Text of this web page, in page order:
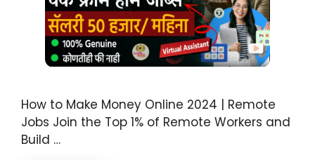
How to Make Money Online 2024 | Remote
Jobs Join the Top 1% of Remote Workers and
Build …